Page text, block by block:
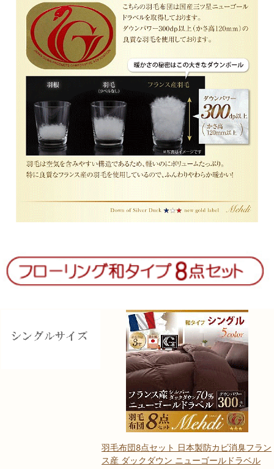
羽毛布団8点セット 日本製防カビ消臭フラン
ス産 ダックダウン ニューゴールドラベル